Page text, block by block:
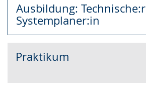
Ausbildung: Technische:r
Systemplaner:in
Praktikum